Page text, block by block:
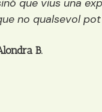
tots els públics:
mentre decideixes